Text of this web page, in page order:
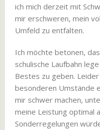
ich mich derzeit mit
mir erschweren, mein
Umfeld zu entfalten.
Ich möchte betonen,
schulische Laufbahn
Bestes zu geben.
besonderen Umstände
mir schwer machen,
meine Leistung optimal
Sonderregelungen